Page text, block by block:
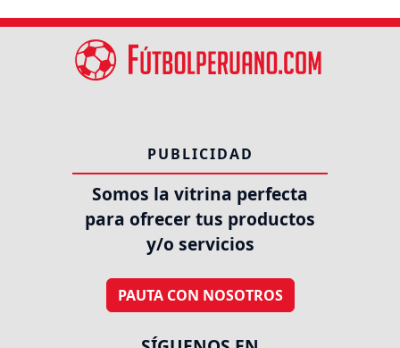
PUBLICIDAD
Somos la vitrina perfecta
para ofrecer tus productos
y/o servicios
PAUTA CON NOSOTROS